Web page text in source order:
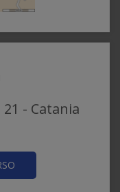
- Catania